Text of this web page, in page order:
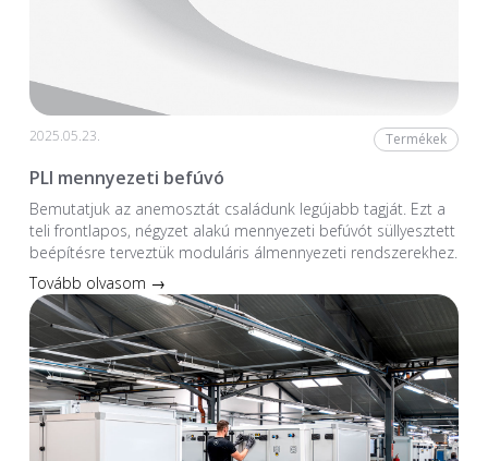
2025.05.23. Termékek
PLI mennyezeti befúvó
Bemutatjuk az anemosztát családunk legújabb tagját. Ezt a
teli frontlapos, négyzet alakú mennyezeti befúvót süllyesztett
beépítésre terveztük moduláris álmennyezeti rendszerekhez.
Tovább olvasom →